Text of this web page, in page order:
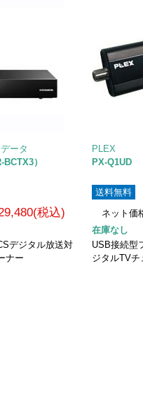
ータ
）
税込)
デジタル放送対
ナー
PLEX
PX-Q1UD
送料無料
ネット価
在庫なし
USB接続型
ジタルTVチ